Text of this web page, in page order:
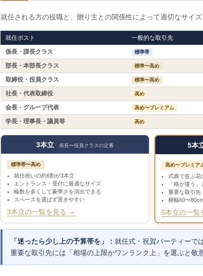
就任される方の役職と、贈り主との関係性によって適切なサイズ
就任ポスト 一般的な取引先
係長・課長クラス
標準帯
部長・本部長クラス
標準〜高め
取締役・役員クラス
標準〜高め
社長・代表取締役
高め
会長・グループ代表
高め〜プレミアム
学長・理事長・議員等
高め
3本立 係長〜役員クラスの定番
標準帯〜高め
就任祝いの約6割が3本立
エントランス・受付に最適なサイズ
輪数を多くして豪華さを演出できる
スペースを選ばず置きやすい
3本立の一覧を見る →
5本
高め〜プレミア
式典で並ぶ花
「格が違う
重要な取引先
横幅60〜
5本立の一覧
「迷ったら少し上の予算帯を」： 就任式・祝賀パーティーで
重要な取引先には「相場の上限かワンランク上」を選ぶと敬